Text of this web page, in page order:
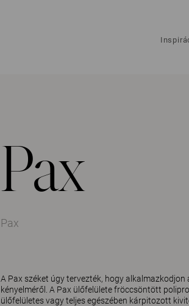
Pax
Pax
A Pax széket úgy tervezték, hogy
kényelméről. A Pax ülőfelülete fröccsöntött
ülőfelületes vagy teljes egészében kárpitozott